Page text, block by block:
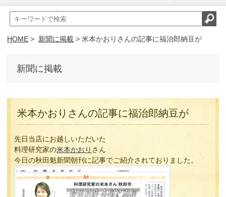
HOME > 新聞に掲載 > 米本かおりさんの記事に福治郎納豆が
新聞に掲載
米本かおりさんの記事に福治郎納豆が
先日当店にお越しいただいた
料理研究家の米本かおり さん
今日の秋田魁新聞朝刊に記事でご紹介されておりました。